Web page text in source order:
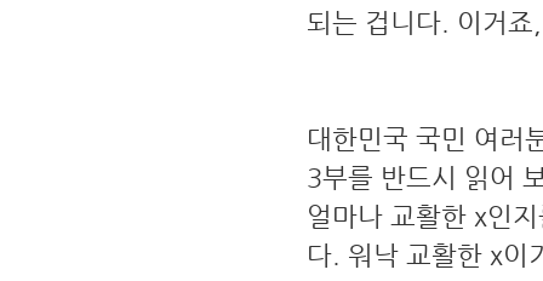
되는 겁니다. 이거
대한민국 국민 여러
3부를 반드시 읽어
얼마나 교활한 x인
다. 워낙 교활한 x이